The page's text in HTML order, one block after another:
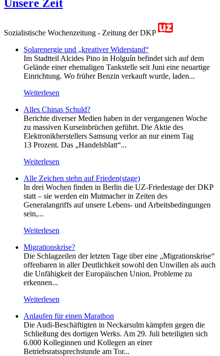
Unsere Zeit
Sozialistische Wochenzeitung - Zeitung der DKP
Solarenergie und „kreativer Widerstand“
Im Stadtteil Alcides Pino in Holguín befindet sich auf dem
Gelände einer ehemaligen Tankstelle seit Juni eine neuartige
Einrichtung. Wo früher Benzin verkauft wurde, laden...
Weiterlesen
Alles Chinas Schuld?
Berichte diverser Medien haben in der vergangenen Woche
zu massiven Kurseinbrüchen geführt. Die Aktie des
Elektronikherstellers Samsung verlor an nur einem Tag
13 Prozent. Das „Handelsblatt“...
Weiterlesen
Alle Zeichen stehn auf Frieden(stage)
In drei Wochen finden in Berlin die UZ-Friedestage der DKP
statt – sie werden ein Mutmacher in Zeiten des
Generalangriffs auf unsere Lebens- und Arbeitsbedingungen
sein,...
Weiterlesen
Migrationskrise?
Die Schlagzeilen der letzten Tage über eine „Migrationskrise“
offenbaren in aller Deutlichkeit sowohl den Unwillen als auch
die Unfähigkeit der Europäischen Union, Probleme zu
erkennen...
Weiterlesen
Anlaufen für einen Marathon
Die Audi-Beschäftigten in Neckarsulm kämpfen gegen die
Schließung des dortigen Werks. Am 29. Juli beteiligten sich
6.000 Kolleginnen und Kollegen an einer
Betriebsratssprechstunde am Tor...